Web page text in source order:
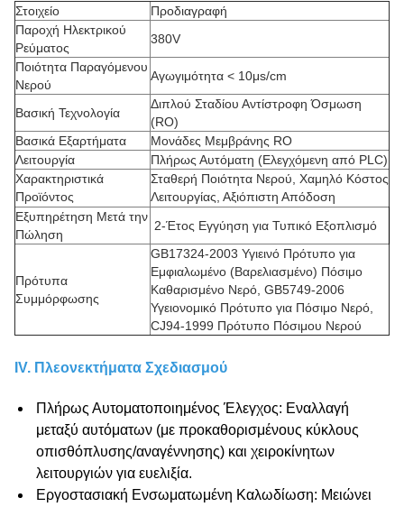
Στοιχείο
Προδιαγραφή
Παροχή Ηλεκτρικού
Ρεύματος
380V
Ποιότητα Παραγόμενου
Νερού
Αγωγιμότητα < 10μs/cm
Βασική Τεχνολογία
Διπλού Σταδίου Αντίστροφη Όσμωση
(RO)
Βασικά Εξαρτήματα
Μονάδες Μεμβράνης RO
Λειτουργία
Πλήρως Αυτόματη (Ελεγχόμενη από PLC)
Χαρακτηριστικά
Προϊόντος
Σταθερή Ποιότητα Νερού, Χαμηλό Κόστος
Λειτουργίας, Αξιόπιστη Απόδοση
Εξυπηρέτηση Μετά την
Πώληση
2-Έτος Εγγύηση για Τυπικό Εξοπλισμό
Πρότυπα
Συμμόρφωσης
GB17324-2003 Υγιεινό Πρότυπο για
Εμφιαλωμένο (Βαρελιασμένο) Πόσιμο
Καθαρισμένο Νερό, GB5749-2006
Υγειονομικό Πρότυπο για Πόσιμο Νερό,
CJ94-1999 Πρότυπο Πόσιμου Νερού
IV. Πλεονεκτήματα Σχεδιασμού
Πλήρως Αυτοματοποιημένος Έλεγχος: Εναλλαγή
μεταξύ αυτόματων (με προκαθορισμένους κύκλους
οπισθόπλυσης/αναγέννησης) και χειροκίνητων
λειτουργιών για ευελιξία.
Εργοστασιακή Ενσωματωμένη Καλωδίωση: Μειώνει